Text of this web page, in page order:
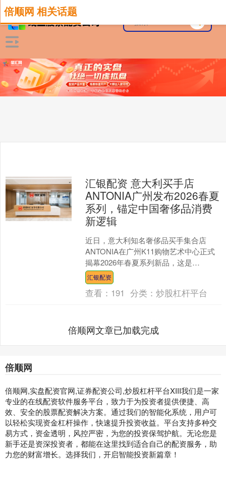
倍顺网 相关话题
汇银配资 意大利买手店
ANTONIA广州发布2026春夏
系列，锚定中国奢侈品消费
新逻辑
近日，意大利知名奢侈品买手集合店
ANTONIA在广州K11购物艺术中心正式
揭幕2026年春夏系列新品，这是
ANTONIA继2025年初进入中国内地市场
后，持续加....
汇银配资
查看： 191 分类：炒股杠杆平台
倍顺网文章已加载完成
倍顺网
倍顺网,实盘配资官网,证券配资公司,炒股杠杆平台XIII‌我们是一家
专业的在线配资软件服务平台，致力于为投资者提供便捷、高
效、安全的股票配资解决方案。通过我们的智能化系统，用户可
以轻松实现资金杠杆操作，快速提升投资收益。平台支持多种交
易方式，资金透明，风控严密，为您的投资保驾护航。无论您是
新手还是资深投资者，都能在这里找到适合自己的配资服务，助
力您的财富增长。选择我们，开启智能投资新篇章！